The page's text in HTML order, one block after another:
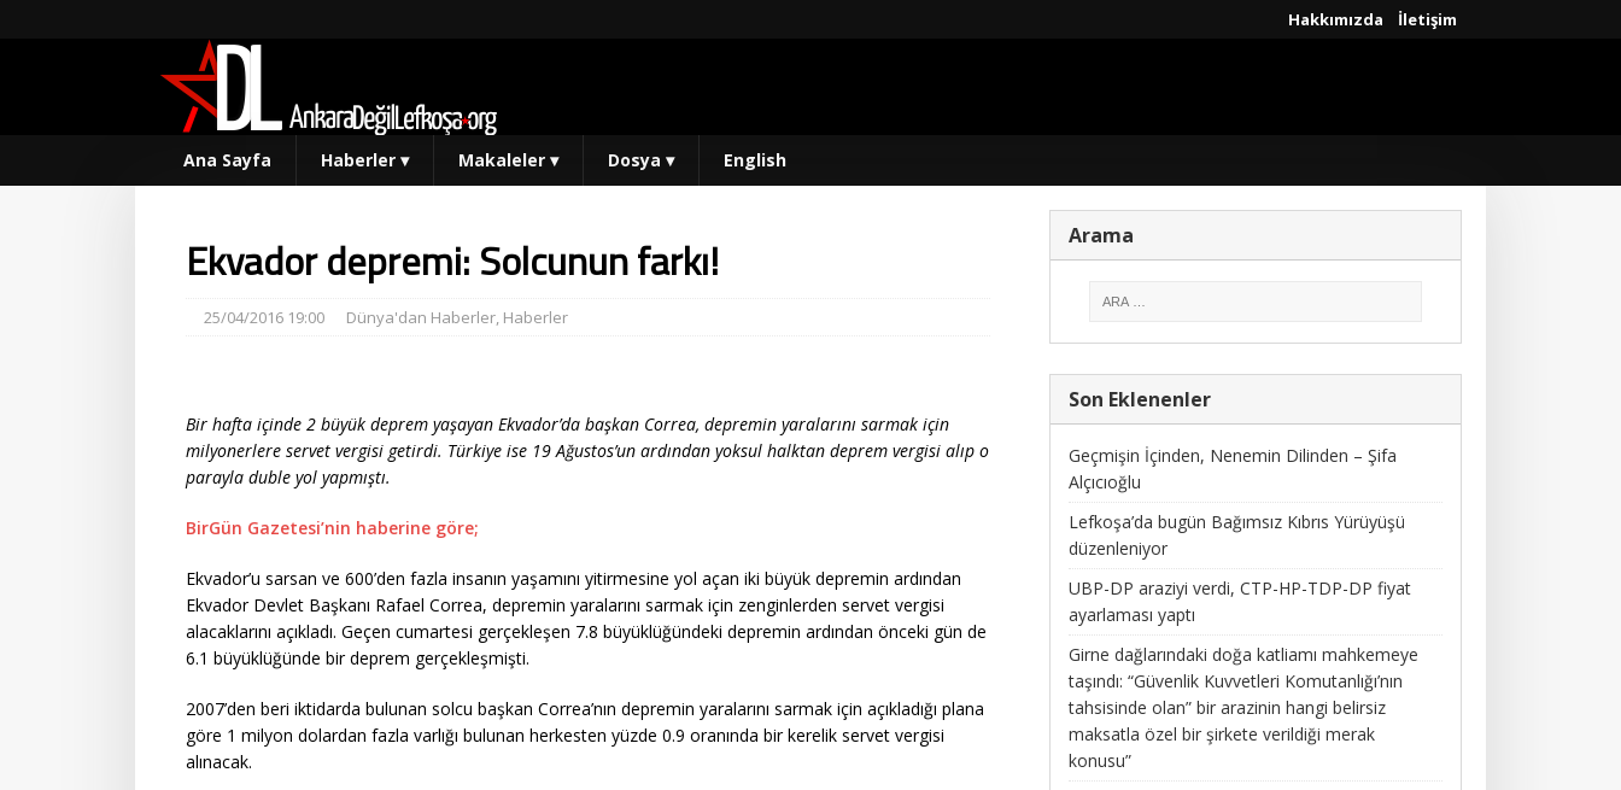
Hakkımızda İletişim
Ana Sayfa Haberler ▾ Makaleler ▾ Dosya ▾ English
Ekvador depremi: Solcunun farkı!
25/04/2016 19:00 Dünya'dan Haberler, Haberler
Bir hafta içinde 2 büyük deprem yaşayan Ekvador’da başkan Correa, depremin yaralarını sarmak için
milyonerlere servet vergisi getirdi. Türkiye ise 19 Ağustos’un ardından yoksul halktan deprem vergisi alıp o
parayla duble yol yapmıştı.
BirGün Gazetesi’nin haberine göre;
Ekvador’u sarsan ve 600’den fazla insanın yaşamını yitirmesine yol açan iki büyük depremin ardından
Ekvador Devlet Başkanı Rafael Correa, depremin yaralarını sarmak için zenginlerden servet vergisi
alacaklarını açıkladı. Geçen cumartesi gerçekleşen 7.8 büyüklüğündeki depremin ardından önceki gün de
6.1 büyüklüğünde bir deprem gerçekleşmişti.
2007’den beri iktidarda bulunan solcu başkan Correa’nın depremin yaralarını sarmak için açıkladığı plana
göre 1 milyon dolardan fazla varlığı bulunan herkesten yüzde 0.9 oranında bir kerelik servet vergisi
alınacak.
Arama
Son Eklenenler
Geçmişin İçinden, Nenemin Dilinden – Şifa
Alçıcıoğlu
Lefkoşa’da bugün Bağımsız Kıbrıs Yürüyüşü
düzenleniyor
UBP-DP araziyi verdi, CTP-HP-TDP-DP fiyat
ayarlaması yaptı
Girne dağlarındaki doğa katliamı mahkemeye
taşındı: “Güvenlik Kuvvetleri Komutanlığı’nın
tahsisinde olan” bir arazinin hangi belirsiz
maksatla özel bir şirkete verildiği merak
konusu”